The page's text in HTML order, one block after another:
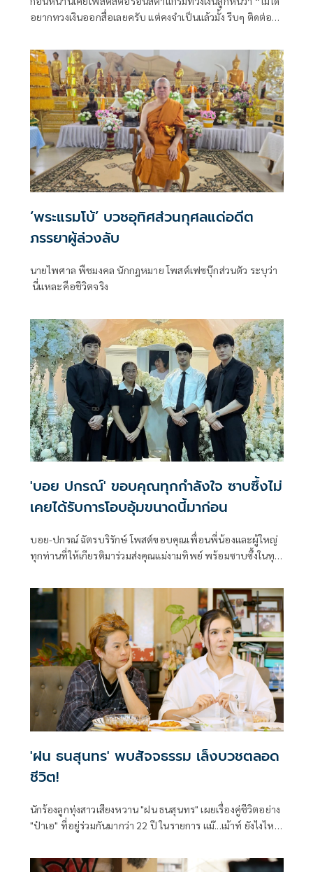
อยากทวงเงินออกสื่อเลยครับ แต่คงจำเป็นแล้วมั้ง รีบๆ ติดต่อ
พระเอกหนุ่ม บอย-ปกรณ์ ฉัตรบริรักษ์ ที่ทำเอาหลายคนเดาไป
ต่างๆนานาว่าจะเกี่ยวข้องกับกรณีของดาราสาวที่กำลังเป็น
ประเด็นอยู่หรือไม่
‘พระแรมโบ้’ บวชอุทิศส่วนกุศลแด่อดีต
ภรรยาผู้ล่วงลับ
นายไพศาล พืชมงคล นักกฎหมาย โพสต์เฟซบุ๊กส่วนตัว ระบุว่า
นี่แหละคือชีวิตจริง
'บอย ปกรณ์' ขอบคุณทุกกำลังใจ ซาบซึ้งไม่
เคยได้รับการโอบอุ้มขนาดนี้มาก่อน
บอย-ปกรณ์ ฉัตรบริรักษ์ โพสต์ขอบคุณเพื่อนพี่น้องและผู้ใหญ่
ทุกท่านที่ให้เกียรติมาร่วมส่งคุณแม่งามทิพย์ พร้อมซาบซึ้งในทุก
อุ้มขนาดนี้มาก่อน
'ฝน ธนสุนทร' พบสัจจธรรม เล็งบวชตลอด
ชีวิต!
นักร้องลูกทุ่งสาวเสียงหวาน "ฝน ธนสุนทร" เผยเรื่องคู่ชีวิตอย่าง
"ป๋าเอ" ที่อยู่ร่วมกันมากว่า 22 ปี ในรายการ แม๊...เม้าท์ ยังไงไหน